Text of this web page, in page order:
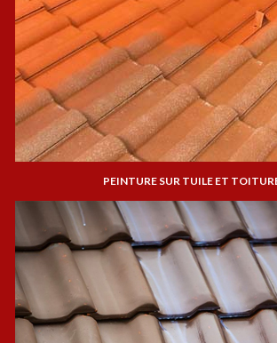
PEINTURE SUR TUILE ET